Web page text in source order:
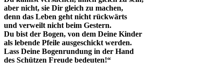
aber nicht, sie Dir gleich zu machen,
denn das Leben geht nicht rückwärts
und verweilt nicht beim Gestern.
Du bist der Bogen, von dem Deine Kinder
als lebende Pfeile ausgeschickt werden.
Lass Deine Bogenrundung in der Hand
des Schützen Freude bedeuten!“